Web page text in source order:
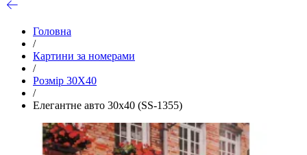
Головна
/
Картини за номерами
/
Розмір 30Х40
/
Елегантне авто 30х40 (SS-1355)